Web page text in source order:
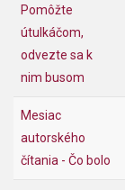
Pomôžte
útulkáčom,
odvezte sa k
nim busom
Mesiac
autorského
čítania - Čo bolo